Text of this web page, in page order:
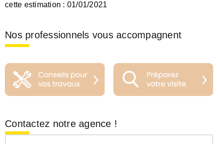
cette estimation : 01/01/2021
Nos professionnels vous accompagnent
Contactez notre agence !